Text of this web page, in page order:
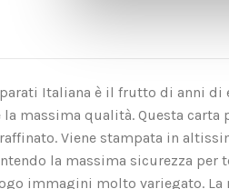
Italiana è il frutto di anni
massima qualità. Questa carta
Viene stampata in
la massima sicurezza per
immagini molto variegato.